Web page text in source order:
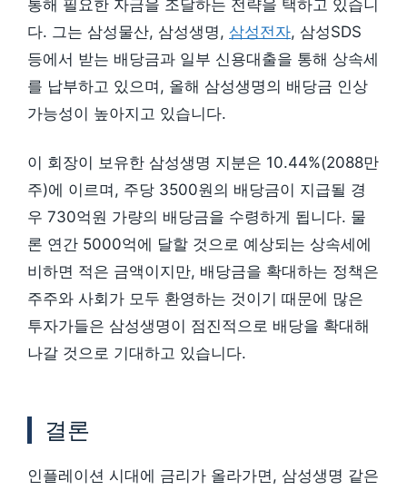
통해 필요한 자금을 조달하는 전략을 택하고 있습니
다. 그는 삼성물산, 삼성생명, 삼성전자, 삼성SDS
등에서 받는 배당금과 일부 신용대출을 통해 상속세
를 납부하고 있으며, 올해 삼성생명의 배당금 인상
가능성이 높아지고 있습니다.
이 회장이 보유한 삼성생명 지분은 10.44%(2088만
주)에 이르며, 주당 3500원의 배당금이 지급될 경
우 730억원 가량의 배당금을 수령하게 됩니다. 물
론 연간 5000억에 달할 것으로 예상되는 상속세에
비하면 적은 금액이지만, 배당금을 확대하는 정책은
주주와 사회가 모두 환영하는 것이기 때문에 많은
투자가들은 삼성생명이 점진적으로 배당을 확대해
나갈 것으로 기대하고 있습니다.
결론
인플레이션 시대에 금리가 올라가면, 삼성생명 같은